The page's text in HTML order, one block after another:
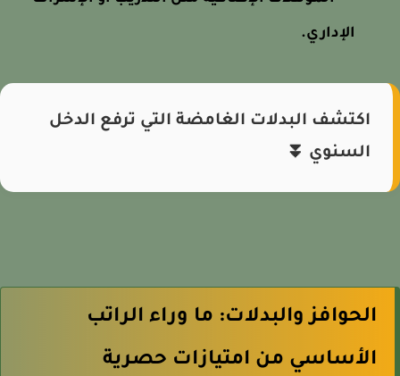
الإداري.
اكتشف البدلات الغامضة التي ترفع الدخل
السنوي ⏬
الحوافز والبدلات: ما وراء الراتب
الأساسي من امتيازات حصرية